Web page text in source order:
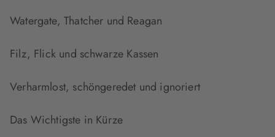
Watergate, Thatcher und Reagan
Filz, Flick und schwarze Kassen
Verharmlost, schöngeredet und ignoriert
Das Wichtigste in Kürze